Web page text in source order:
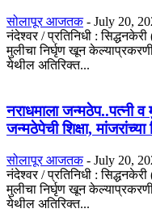
सोलापूर आजतक - July 20,
नंदेश्वर / प्रतिनिधी :
मुलीचा निर्घृण खून
येथील अतिरिक्त...
नराधमाला जन्मठेप..पत्नी
जन्मठेपेची शिक्षा,
सोलापूर आजतक - July 20,
नंदेश्वर / प्रतिनिधी :
मुलीचा निर्घृण खून
येथील अतिरिक्त...